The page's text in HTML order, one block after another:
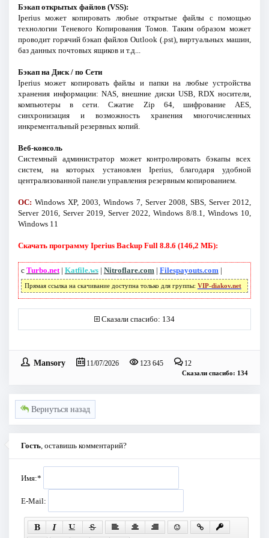
Бэкап открытых файлов (VSS):
Iperius может копировать любые открытые файлы с помощью
технологии Теневого Копирования Томов. Таким образом может
проводит горячий бэкап файлов Outlook (.pst), виртуальных машин,
баз данных почтовых ящиков и т.д...
Бэкап на Диск / по Сети
Iperius может копировать файлы и папки на любые устройства
хранения информации: NAS, внешние диски USB, RDX носители,
компьютеры в сети. Сжатие Zip 64, шифрование AES,
синхронизация и возможность хранения многочисленных
инкрементальный резервных копий.
Веб-консоль
Системный администратор может контролировать бэкапы всех
систем, на которых установлен Iperius, благодаря удобной
централизованной панели управления резервным копированием.
ОС: Windows XP, 2003, Windows 7, Server 2008, SBS, Server 2012,
Server 2016, Server 2019, Server 2022, Windows 8/8.1, Windows 10,
Windows 11
Скачать программу Iperius Backup Full 8.8.6 (146,2 МБ):
с Turbo.net| Katfile.ws| Nitroflare.com| Filespayouts.com|
Прямая ссылка на скачивание доступна только для группы: VIP-diakov.net
Сказали спасибо: 134
Mansory 11/07/2026 123 645 12
Сказали спасибо: 134
Вернуться назад
Гость, оставишь комментарий?
Имя:*
E-Mail: